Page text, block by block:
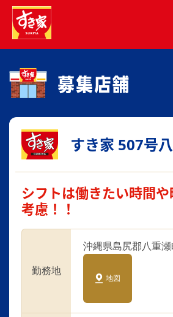
すき家 507号
シフトは働きたい時間
考慮！！
勤務地
沖縄県島尻郡八重
地図